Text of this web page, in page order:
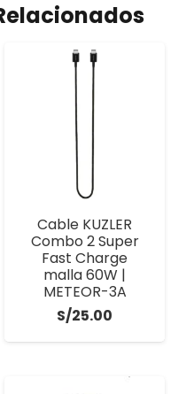
Cable KUZLER
Combo 2 Super
Fast Charge
malla 60W |
METEOR-3A
S/25.00